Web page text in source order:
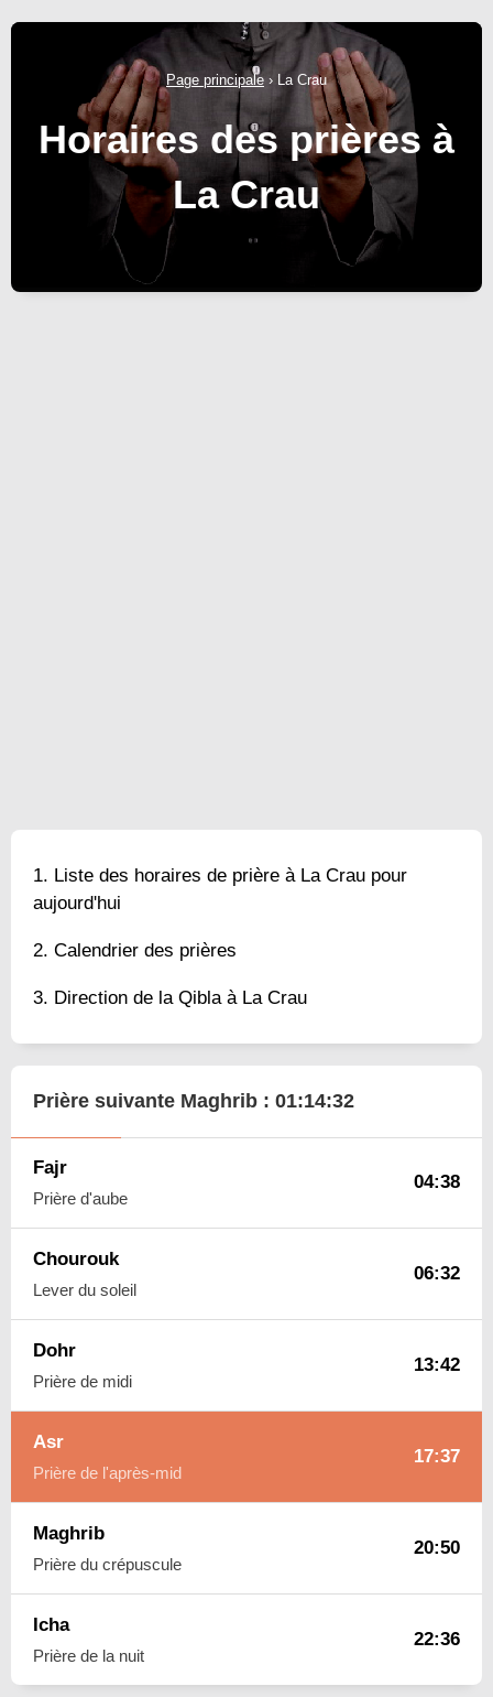
Page principale › La Crau
Horaires des prières à
La Crau
Liste des horaires de prière à La Crau pour
aujourd'hui
Calendrier des prières
Direction de la Qibla à La Crau
Prière suivante Maghrib : 01:14:31
Fajr
Prière d'aube
04:38
Chourouk
Lever du soleil
06:32
Dohr
Prière de midi
13:42
Asr
Prière de l'après-mid
17:37
Maghrib
Prière du crépuscule
20:50
Icha
Prière de la nuit
22:36